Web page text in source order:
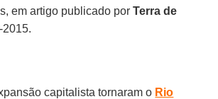
em artigo publicado porTerra de
2015.
capitalista tornaram o Rio